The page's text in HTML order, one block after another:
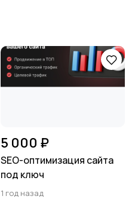
5 000 ₽
SEO-оптимизация сайта
под ключ
1 год назад